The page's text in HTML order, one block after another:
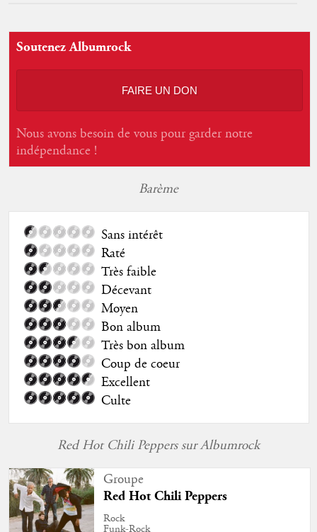
Soutenez Albumrock
FAIRE UN DON
Nous avons besoin de vous pour garder notre
indépendance !
Barème
Sans intérêt
Raté
Très faible
Décevant
Moyen
Bon album
Très bon album
Coup de coeur
Excellent
Culte
Red Hot Chili Peppers sur Albumrock
Groupe
Red Hot Chili Peppers
Rock
Funk-Rock